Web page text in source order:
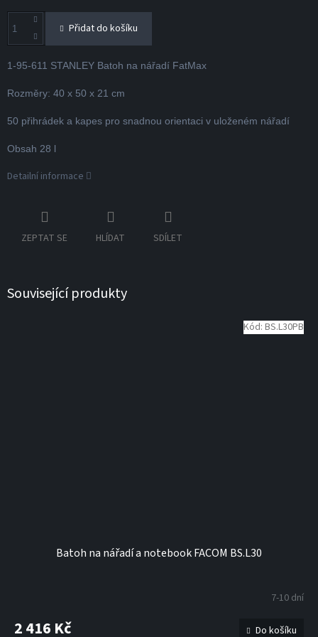
Přidat do košíku
1-95-611 STANLEY Batoh na nářadí FatMax
Rozměry: 40 x 50 x 21 cm
50 přihrádek a kapes pro snadnou orientaci v uloženém nářadí
Obsah 28 l
Detailní informace
ZEPTAT SE HLÍDAT SDÍLET
Související produkty
Batoh na nářadí a notebook FACOM BS.L30
7-10 dní
2 416 Kč Do košíku
Kód: BS.L30PB